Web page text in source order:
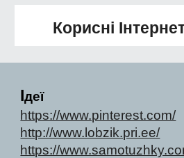
Корисні
Ідеї
https://www.pinterest.com/
http://www.lobzik.pri.ee/
https://